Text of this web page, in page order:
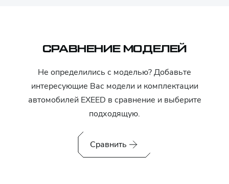
СРАВНЕНИЕ МОДЕЛЕЙ
Не определились с моделью? Добавьте
интересующие Вас модели и комплектации
автомобилей EXEED в сравнение и выберите
подходящую.
Сравнить